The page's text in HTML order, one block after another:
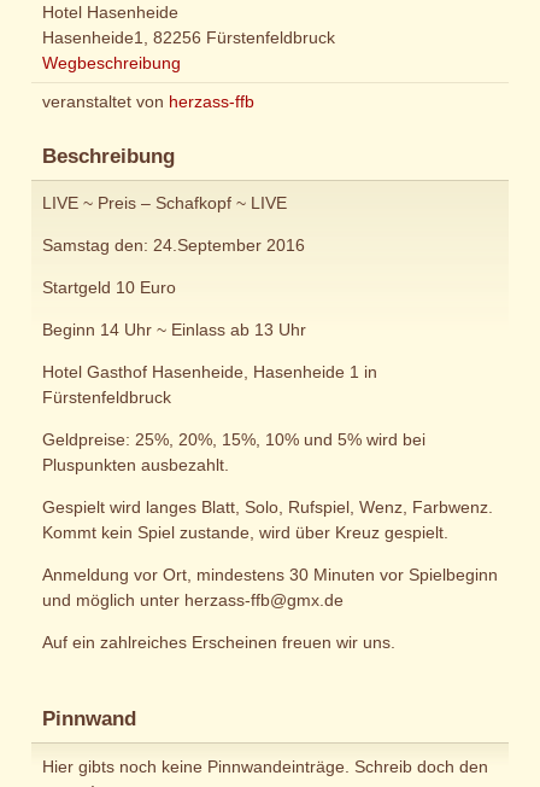
Hotel Hasenheide
Hasenheide1, 82256 Fürstenfeldbruck
Wegbeschreibung
veranstaltet von herzass-ffb
Beschreibung
LIVE ~ Preis – Schafkopf ~ LIVE
Samstag den: 24.September 2016
Startgeld 10 Euro
Beginn 14 Uhr ~ Einlass ab 13 Uhr
Hotel Gasthof Hasenheide, Hasenheide 1 in
Fürstenfeldbruck
Geldpreise: 25%, 20%, 15%, 10% und 5% wird bei
Pluspunkten ausbezahlt.
Gespielt wird langes Blatt, Solo, Rufspiel, Wenz, Farbwenz.
Kommt kein Spiel zustande, wird über Kreuz gespielt.
Anmeldung vor Ort, mindestens 30 Minuten vor Spielbeginn
und möglich unter herzass-ffb@gmx.de
Auf ein zahlreiches Erscheinen freuen wir uns.
Pinnwand
Hier gibts noch keine Pinnwandeinträge. Schreib doch den